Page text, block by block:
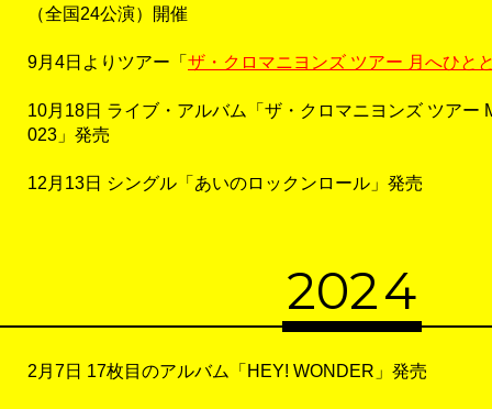
（全国24公演）開催
9月4日よりツアー「 ザ・クロマニヨンズ ツアー 月へひと
10月18日 ライブ・アルバム「ザ・クロマニヨンズ ツアー
023」発売
12月13日 シングル「あいのロックンロール」発売
2024
2月7日 17枚目のアルバム「HEY! WONDER」発売